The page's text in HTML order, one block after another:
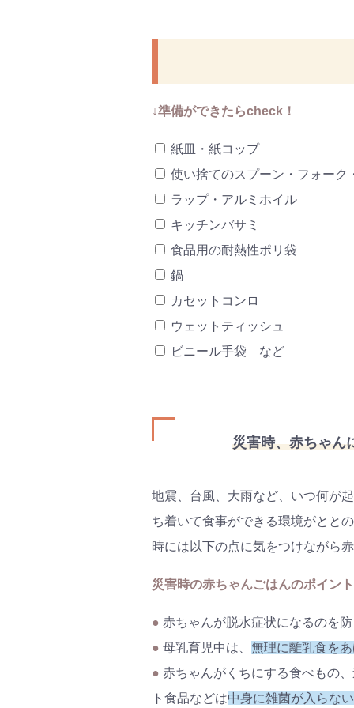
↓準備ができたらcheck！
紙皿・紙コップ
使い捨てのスプーン・フォーク
ラップ・アルミホイル
キッチンバサミ
食品用の耐熱性ポリ袋
鍋
カセットコンロ
ウェットティッシュ
ビニール手袋 など
災害時、赤ちゃん
地震、台風、大雨など、いつ何が
ち着いて食事ができる環境がとと
時には以下の点に気をつけながら
災害時の赤ちゃんごはんのポイント
● 赤ちゃんが脱水症状になるのを
● 母乳育児中は、 無理に離乳食を
● 赤ちゃんがくちにする食べもの
ト食品などは中身に雑菌が入らな